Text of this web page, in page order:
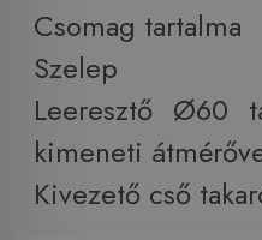
Csomag tartalma
Szelep
Leeresztő Ø60
kimeneti
Kivezető cső